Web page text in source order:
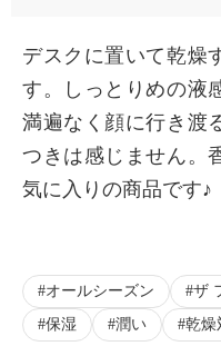
デスクに置いて乾燥
す。しっとりめの液
満遍なく顔に行き渡
つきは感じません。
気に入りの商品です♪
オールシーズン ザ
保湿
潤い 乾燥